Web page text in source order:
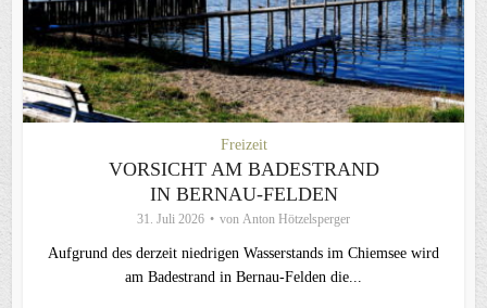
Freizeit
VORSICHT AM BADESTRAND
IN BERNAU-FELDEN
31. Juli 2026 von Anton Hötzelsperger
Aufgrund des derzeit niedrigen Wasserstands im Chiemsee wird
am Badestrand in Bernau-Felden die...